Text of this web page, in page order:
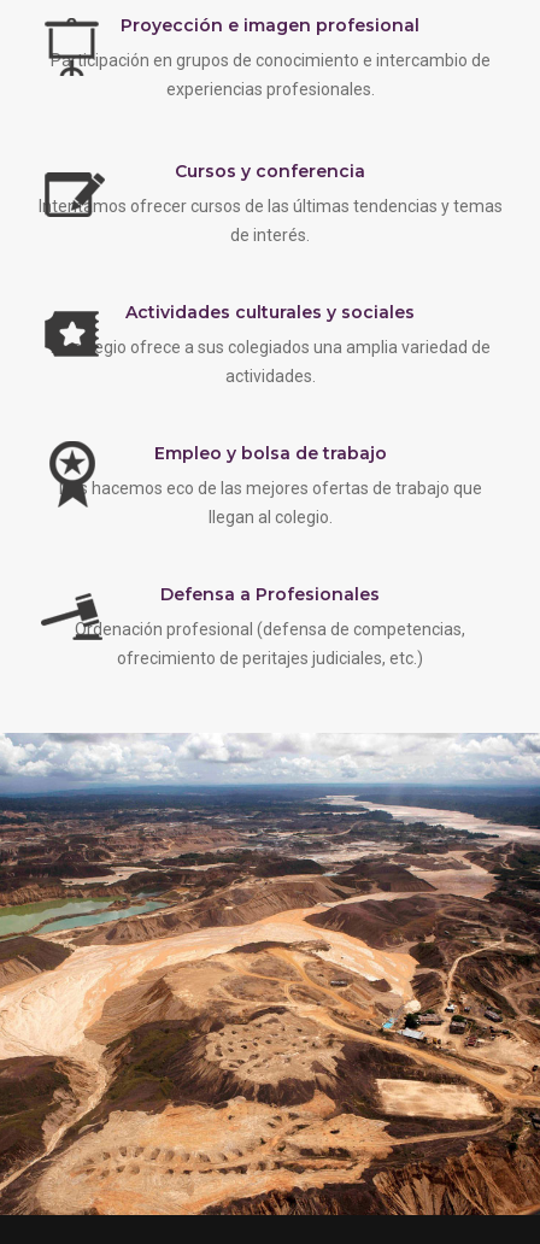
Proyección e imagen profesional
Participación en grupos de conocimiento e intercambio de
experiencias profesionales.
Cursos y conferencia
Intentamos ofrecer cursos de las últimas tendencias y temas
de interés.
Actividades culturales y sociales
EL colegio ofrece a sus colegiados una amplia variedad de
actividades.
Empleo y bolsa de trabajo
Nos hacemos eco de las mejores ofertas de trabajo que
llegan al colegio.
Defensa a Profesionales
Ordenación profesional (defensa de competencias,
ofrecimiento de peritajes judiciales, etc.)